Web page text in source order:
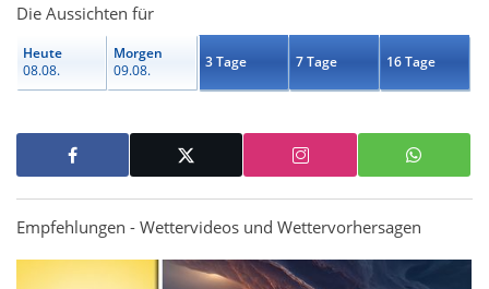
Die Aussichten für
Heute
08.08.
Morgen
09.08.
3 Tage 7 Tage 16 Tage
Empfehlungen - Wettervideos und Wettervorhersagen